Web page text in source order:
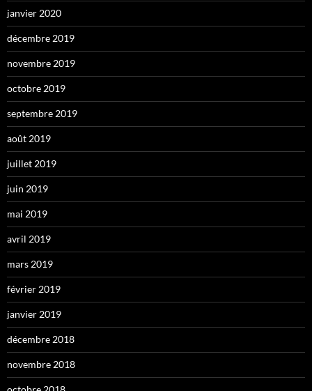
janvier 2020
décembre 2019
novembre 2019
octobre 2019
septembre 2019
août 2019
juillet 2019
juin 2019
mai 2019
avril 2019
mars 2019
février 2019
janvier 2019
décembre 2018
novembre 2018